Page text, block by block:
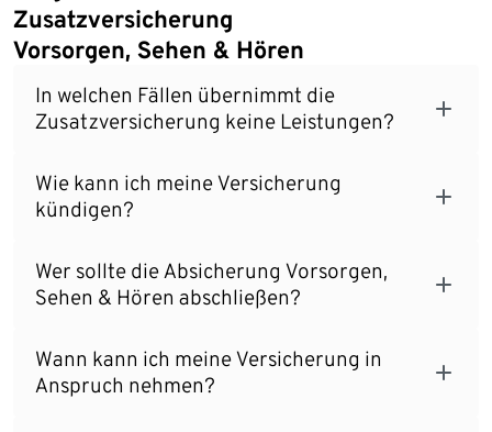
Zusatzversicherung
Vorsorgen, Sehen & Hören
In welchen Fällen übernimmt die
Zusatzversicherung keine Leistungen?
Wie kann ich meine Versicherung
kündigen?
Wer sollte die Absicherung Vorsorgen,
Sehen & Hören abschließen?
Wann kann ich meine Versicherung in
Anspruch nehmen?